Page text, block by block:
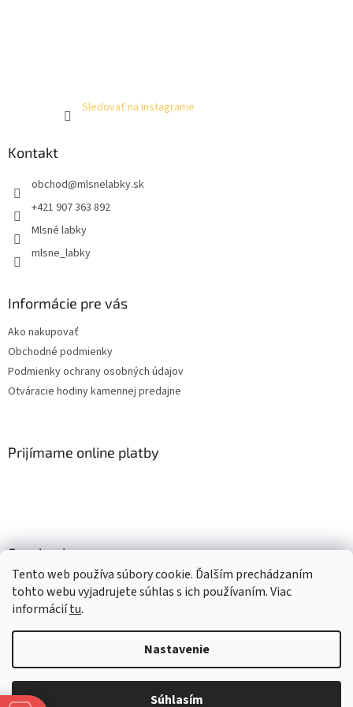
Tento web používa súbory cookie. Ďalším prechádzaním
tohto webu vyjadrujete súhlas s ich používaním. Viac
informáciítu.
Nastavenie
Súhlasím
Sledovať na Instagrame
Kontakt
obchod@mlsnelabky.sk
+421 907 363 892
Mlsné labky
mlsne_labky
Informácie pre vás
Ako nakupovať
Obchodné podmienky
Podmienky ochrany osobných údajov
Otváracie hodiny kamennej predajne
Prijímame online platby
Facebook
Vytvoril Shoptet
Copyright 2026Mlsné labky. Všetky práva vyhradené.Upraviť
nastavenie cookies